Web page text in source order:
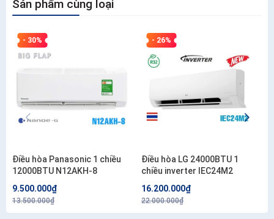
Sản phẩm cùng loại
- 30%
Điều hòa Panasonic 1 chiều
12000BTU N12AKH-8
9.500.000₫
13.500.000₫
- 26%
Điều hòa LG 24000BTU 1
chiều inverter IEC24M2
16.200.000₫
22.000.000₫